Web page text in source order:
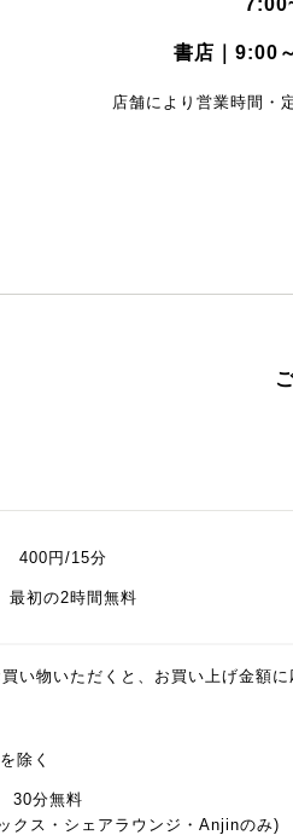
書店｜9:00
店舗により営業時間・
円/15分
最初の2時間無料
い物いただくと、お買い上げ金額に
除く
分無料
クス・シェアラウンジ・Anjinのみ)